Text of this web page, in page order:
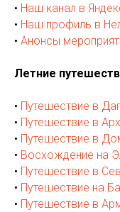
• Наш канал в
• Наш профиль в
• Анонсы
Летние
• Путешествие в
• Путешествие в
• Путешествие в
• Восхождение на
• Путешествие в
• Путешествие на
• Путешествие в